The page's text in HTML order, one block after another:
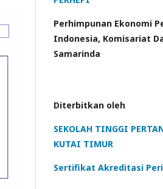
Perhimpunan Ekonomi
Indonesia, Komisariat
Samarinda
Diterbitkan oleh
SEKOLAH TINGGI
KUTAI TIMUR
Sertifikat Akreditasi